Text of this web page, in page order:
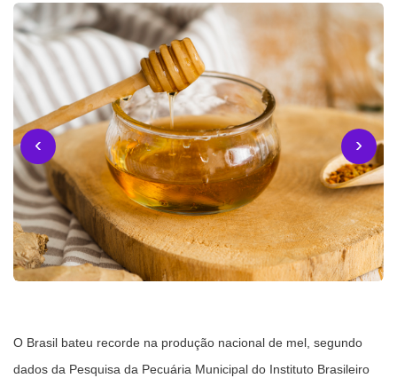
‹ ›
O Brasil bateu recorde na produção nacional de mel, segundo
dados da Pesquisa da Pecuária Municipal do Instituto Brasileiro